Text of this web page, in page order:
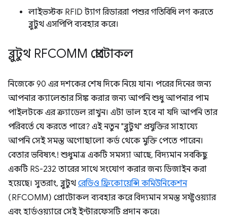
লাইভস্টক RFID ট্যাগ রিডাররা পশুর গতিবিধি লগ করতে
ব্লুটুথ এসপিপি ব্যবহার করে।
ব্লুটুথ RFCOMM প্রোটোকল
নিজেকে 90 এর দশকের শেষ দিকে নিয়ে যান। পরের দিনের জন্য
আপনার ক্যালেন্ডার সিঙ্ক করার জন্য আপনি শুধু আপনার পাম
পাইলটকে এর ক্র্যাডেল রাখুন। এটা ভাল হবে না যদি আপনি তার
পরিবর্তে যে করতে পারে? এই নতুন "ব্লুটুথ" প্রযুক্তির সাহায্যে
আপনি সেই সমস্ত অগোছালো কর্ড থেকে মুক্তি পেতে পারেন।
বেতার ভবিষ্যৎ! শুধুমাত্র একটি সমস্যা আছে, বিদ্যমান সবকিছু
একটি RS-232 তারের সাথে সংযোগ করার জন্য ডিজাইন করা
হয়েছে। সুতরাং, ব্লুটুথ রেডিও ফ্রিকোয়েন্সি কমিউনিকেশন
(RFCOMM) প্রোটোকল ব্যবহার করে বিদ্যমান সমস্ত সফ্টওয়্যার
এবং হার্ডওয়্যারে সেই ইন্টারফেসটি প্রদান করে।